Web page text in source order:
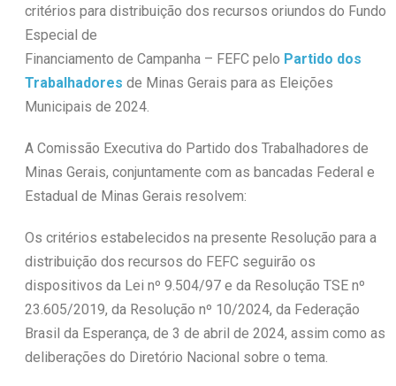
critérios para distribuição dos recursos oriundos do Fundo
Especial de
Financiamento de Campanha – FEFC pelo Partido dos
Trabalhadores de Minas Gerais para as Eleições
Municipais de 2024.
A Comissão Executiva do Partido dos Trabalhadores de
Minas Gerais, conjuntamente com as bancadas Federal e
Estadual de Minas Gerais resolvem:
Os critérios estabelecidos na presente Resolução para a
distribuição dos recursos do FEFC seguirão os
dispositivos da Lei nº 9.504/97 e da Resolução TSE nº
23.605/2019, da Resolução nº 10/2024, da Federação
Brasil da Esperança, de 3 de abril de 2024, assim como as
deliberações do Diretório Nacional sobre o tema.